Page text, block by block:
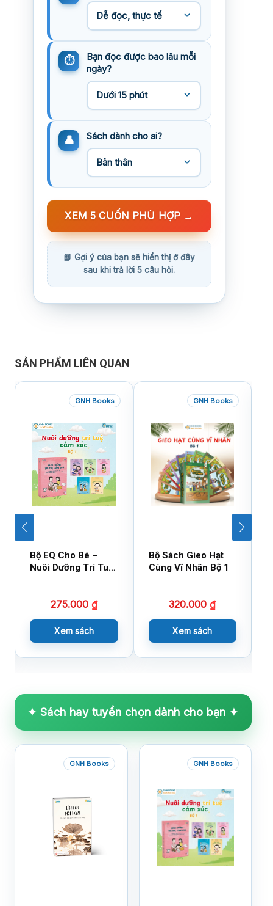
Bạn đọc được bao lâu mỗi
ngày?
Sách dành cho ai?
XEM 5 CUỐN PHÙ HỢP →
SẢN PHẨM LIÊN QUAN
GNH Books
Bộ EQ Cho Bé –
Nuôi Dưỡng Trí Tuệ
275.000 ₫
Xem sách
GNH Books
Bộ Sách Gieo Hạt
Cùng Vĩ Nhân Bộ 1
320.000₫
Xem sách
✦ Sách hay tuyển chọn dành cho bạn ✦
GNH Books GNH Books